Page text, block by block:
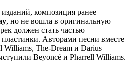
композиция ранее
, но не вошла в оригинальную
должен стать частью
Авторами песни вместе
Williams, The-Dream и Darius
Beyoncé и Pharrell Williams.